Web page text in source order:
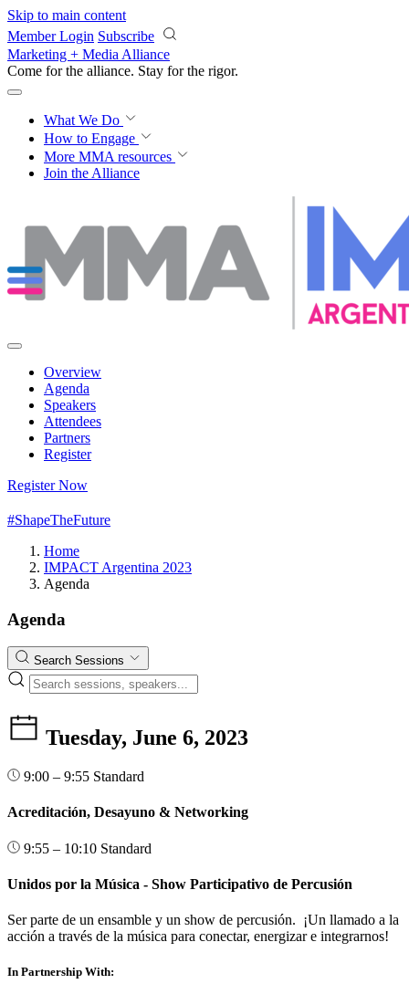
Skip to main content
Member Login Subscribe
Marketing + Media Alliance
Come for the alliance. Stay for the impact.
What We Do
How to Engage
More MMA resources
Join the Alliance
Overview
Agenda
Speakers
Attendees
Partners
Register
Register Now
#ShapeTheFuture
Home
IMPACT Argentina 2023
Agenda
Agenda
Search Sessions
Tuesday, June 6, 2023
9:00 – 9:55 Standard
Acreditación, Desayuno & Networking
9:55 – 10:10 Standard
Unidos por la Música - Show Participativo de Percusión
Ser parte de un ensamble y un show de percusión. ¡Un llamado a la
acción a través de la música para conectar, energizar e integrarnos!
In Partnership With: